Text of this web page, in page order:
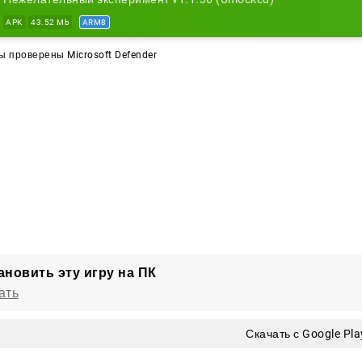
это не просто квест о побеге, а история о выживании
APK 43.52 Mb ARM8
проверены Microsoft Defender
эту игру на ПК
Скачать с Google